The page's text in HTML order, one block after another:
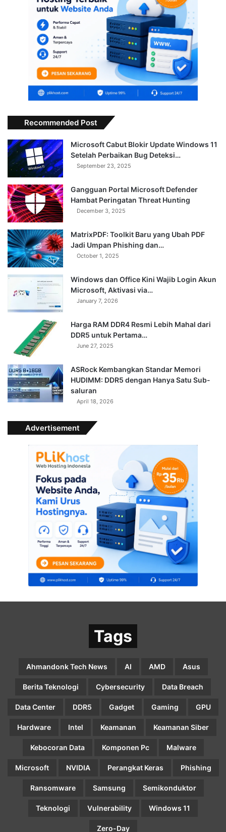
Recommended Post
Microsoft Cabut Blokir Update Windows 11
Setelah Perbaikan Bug Deteksi…
September 23, 2025
Gangguan Portal Microsoft Defender
Hambat Peringatan Threat Hunting
December 3, 2025
MatrixPDF: Toolkit Baru yang Ubah PDF
Jadi Umpan Phishing dan…
October 1, 2025
Windows dan Office Kini Wajib Login Akun
Microsoft, Aktivasi via…
January 7, 2026
Harga RAM DDR4 Resmi Lebih Mahal dari
DDR5 untuk Pertama…
June 27, 2025
ASRock Kembangkan Standar Memori
HUDIMM: DDR5 dengan Hanya Satu Sub-
saluran
April 18, 2026
Advertisement
Tags
Ahmandonk Tech News AI AMD Asus
Berita Teknologi Cybersecurity Data Breach
Data Center DDR5 Gadget Gaming GPU
Hardware Intel Keamanan Keamanan Siber
Kebocoran Data Komponen Pc Malware
Microsoft NVIDIA Perangkat Keras Phishing
Ransomware Samsung Semikonduktor
Teknologi Vulnerability Windows 11
Zero-Day